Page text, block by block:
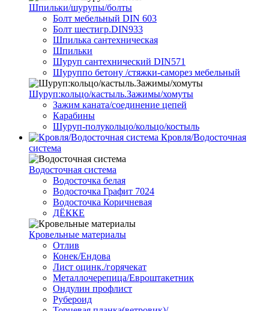
Шпильки/шурупы/болты
Болт мебельный DIN 603
Болт шестигр.DIN933
Шпилька сантехническая
Шпильки
Шуруп сантехнический DIN571
Шуруппо бетону /стяжки-саморез мебельный
Шуруп:кольцо/кастыль.Зажимы/хомуты
Зажим каната/соединение цепей
Карабины
Шуруп-полукольцо/кольцо/костыль
Кровля/Водосточная
система
Водосточная система
Водосточка белая
Водосточка Графит 7024
Водосточка Коричневая
ДЁККЕ
Кровельные материалы
Отлив
Конек/Ендова
Лист оцинк./горячекат
Металлочерепица/Евроштакетник
Ондулин профлист
Рубероид